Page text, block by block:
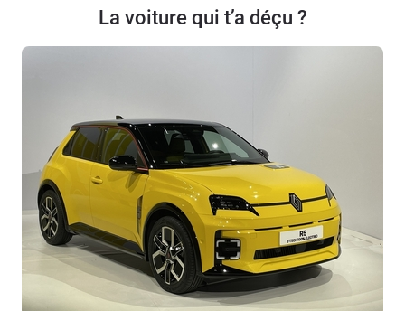
La voiture qui t’a déçu ?